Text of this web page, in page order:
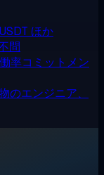
ほか
問
率コミットメン
のエンジニア、